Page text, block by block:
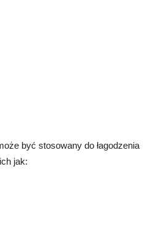
być stosowany do łagodzenia
jak: